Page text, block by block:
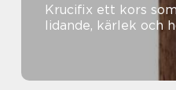
Krucifix ett kors som berättar om
lidande, kärlek och